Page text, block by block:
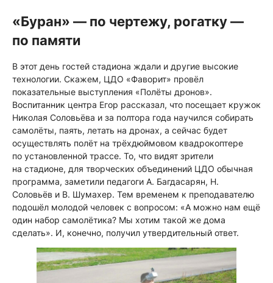
«Буран» — по чертежу, рогатку —
по памяти
В этот день гостей стадиона ждали и другие высокие
технологии. Скажем, ЦДО «Фаворит» провёл
показательные выступления «Полёты дронов».
Воспитанник центра Егор рассказал, что посещает кружок
Николая Соловьёва и за полтора года научился собирать
самолёты, паять, летать на дронах, а сейчас будет
осуществлять полёт на трёхдюймовом квадрокоптере
по установленной трассе. То, что видят зрители
на стадионе, для творческих объединений ЦДО обычная
программа, заметили педагоги А. Багдасарян, Н.
Соловьёв и В. Шумахер. Тем временем к преподавателю
подошёл молодой человек с вопросом: «А можно нам ещё
один набор самолётика? Мы хотим такой же дома
сделать». И, конечно, получил утвердительный ответ.